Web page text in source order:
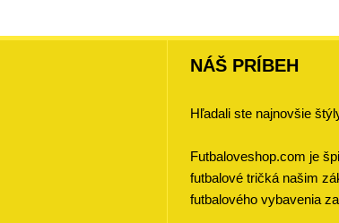
NÁŠ PRÍBEH
Hľadali ste najnovšie
Futbaloveshop.com je
futbalové tričká našim
futbalového vybavenia